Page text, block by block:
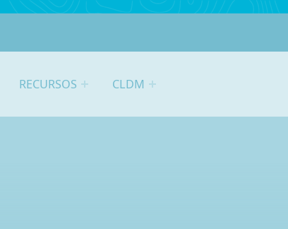
RECURSOS CLDM